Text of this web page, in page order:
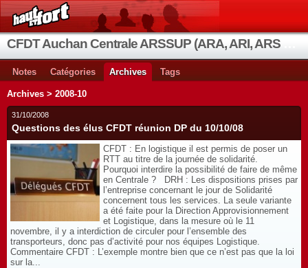
Notes Catégories Archives Tags
Archives > 2008-10
31/10/2008
Questions des élus CFDT réunion DP du 10/10/08
CFDT : En logistique il est permis de poser un
RTT au titre de la journée de solidarité.
Pourquoi interdire la possibilité de faire de même
en Centrale ? DRH : Les dispositions prises par
l’entreprise concernant le jour de Solidarité
concernent tous les services. La seule variante
a été faite pour la Direction Approvisionnement
et Logistique, dans la mesure où le 11
novembre, il y a interdiction de circuler pour l’ensemble des
transporteurs, donc pas d’activité pour nos équipes Logistique.
Commentaire CFDT : L’exemple montre bien que ce n’est pas que la loi
sur la...